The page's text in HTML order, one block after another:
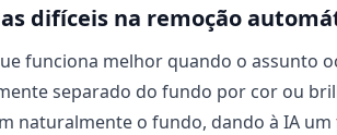
difíceis na remoção
funciona melhor quando o assunto
separado do fundo por cor ou
naturalmente o fundo, dando à IA um